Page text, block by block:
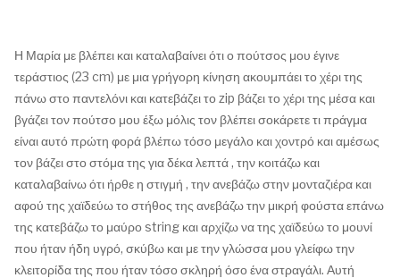
Η Μαρία με βλέπει και καταλαβαίνει ότι ο πούτσος μου έγινε
τεράστιος (23 cm) με μια γρήγορη κίνηση ακουμπάει το χέρι της
πάνω στο παντελόνι και κατεβάζει το zip βάζει το χέρι της μέσα και
βγάζει τον πούτσο μου έξω μόλις τον βλέπει σοκάρετε τι πράγμα
είναι αυτό πρώτη φορά βλέπω τόσο μεγάλο και χοντρό και αμέσως
τον βάζει στο στόμα της για δέκα λεπτά , την κοιτάζω και
καταλαβαίνω ότι ήρθε η στιγμή , την ανεβάζω στην μονταζιέρα και
αφού της χαϊδεύω το στήθος της ανεβάζω την μικρή φούστα επάνω
της κατεβάζω το μαύρο string και αρχίζω να της χαϊδεύω το μουνί
που ήταν ήδη υγρό, σκύβω και με την γλώσσα μου γλείφω την
κλειτορίδα της που ήταν τόσο σκληρή όσο ένα στραγάλι. Αυτή